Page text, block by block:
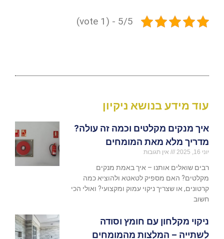
5/5 - (1 vote)
עוד מידע בנושא ניקיון
איך מנקים מקלטים וכמה זה עולה?
מדריך מלא מאת המומחים
יוני 16, 2025 אין תגובות
רבים שואלים אותנו – איך באמת מנקים
מקלטים? האם מספיק לטאטא ולהוציא כמה
קרטונים, או שצריך ניקוי עמוק ומקצועי? ואולי הכי
חשוב
ניקוי מקלחון עם חומץ וסודה
לשתייה – המלצות מהמומחים